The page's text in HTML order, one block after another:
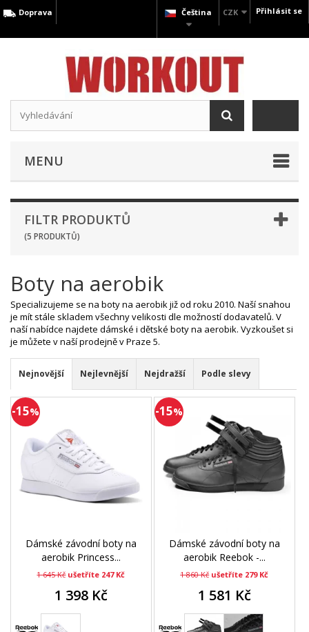
Přihlásit se
CZK
Čeština
Doprava
MENU
FILTR PRODUKTŮ
(5 PRODUKTŮ)
Boty na aerobik
Specializujeme se na boty na aerobik již od roku 2010. Naší snahou
je mít stále skladem všechny velikosti dle možností dodavatelů. V
naší nabídce najdete dámské i dětské boty na aerobik. Vyzkoušet si
je můžete v naší prodejně v Praze 5.
Nejnovější Nejlevnější Nejdražší Podle slevy
-15%
Dámské závodní boty na
aerobik Princess...
1 645 Kč ušetříte 247 Kč
1 398 Kč
-15%
Dámské závodní boty na
aerobik Reebok -...
1 860 Kč ušetříte 279 Kč
1 581 Kč